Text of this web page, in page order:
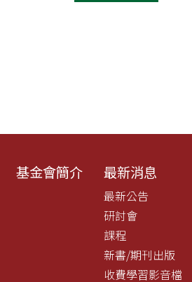
基金會簡介 最新消息
最新公告
研討會
課程
新書/期刊出版
收費學習影音檔